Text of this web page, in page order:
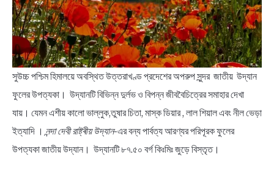
সুউচ্চ পশ্চিম হিমালয়ে অবস্থিত উত্তরাখণ্ড প্রদেশের অপরুপ সুন্দর জাতীয় উদ্যান
ফুলের উপত্যকা। উদ্যানটি বিভিন্ন দুর্লভ ও বিপন্ন জীববৈচিত্রের সমাহার দেখা
যায়। যেমন এশীয় কালো ভাল্লুক,তুষার চিতা, মাস্ক ডিয়ার , লাল শিয়াল এবং নীল ভেড়া
ইত্যাদি ।নন্দা দেবী রাষ্ট্ৰীয় উদ্যান-এর বন্য পাৰ্বত্য আরণ্যর পরিপূরক ফুলের
উপত্যকা জাতীয় উদ্যান। উদ্যানটি ৮৭.৫০ বৰ্গ কিঃমিঃ জুড়ে বিস্তৃত।